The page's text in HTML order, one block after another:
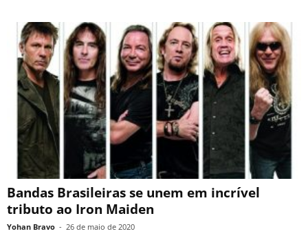
Bandas Brasileiras se unem em incrível
tributo ao Iron Maiden
Yohan Bravo - 26 de maio de 2020